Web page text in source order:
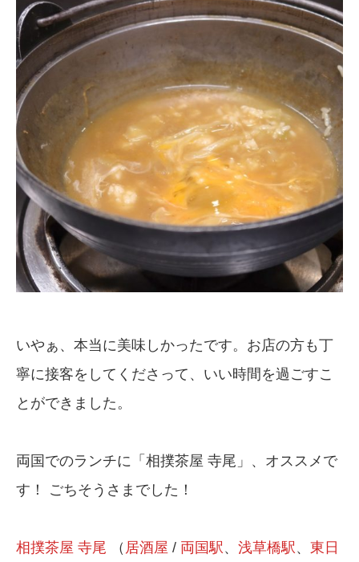
いやぁ、本当に美味しかったです。お店の方も丁
寧に接客をしてくださって、いい時間を過ごすこ
とができました。
両国でのランチに「相撲茶屋 寺尾」、オススメで
す！ ごちそうさまでした！
相撲茶屋 寺尾 （ 居酒屋 / 両国駅、 浅草橋駅、 東日